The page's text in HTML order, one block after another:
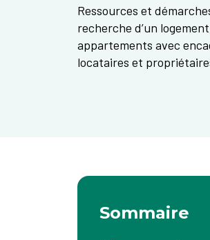
Ressources et
recherche d’un
appartements avec
locataires et
Sommaire